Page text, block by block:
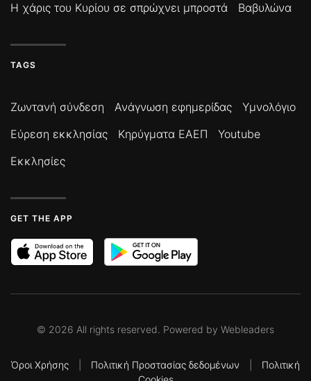
Η χάρις του Κυρίου σε σπρώχνει μπροστά
Βαβυλώνα
TAGS
Ζωντανή σύνδεση Ανάγνωση εφημερίδας
Υμνολόγιο
Εύρεση εκκλησίας
Κηρύγματα ΕΑΕΠ
Youtube
Εκκλησίες
GET THE APP
© 2026 All rights reserved. Powered by Webleaders
Όροι Χρήσης Πολιτική Προστασίας δεδομένων
Πολιτική